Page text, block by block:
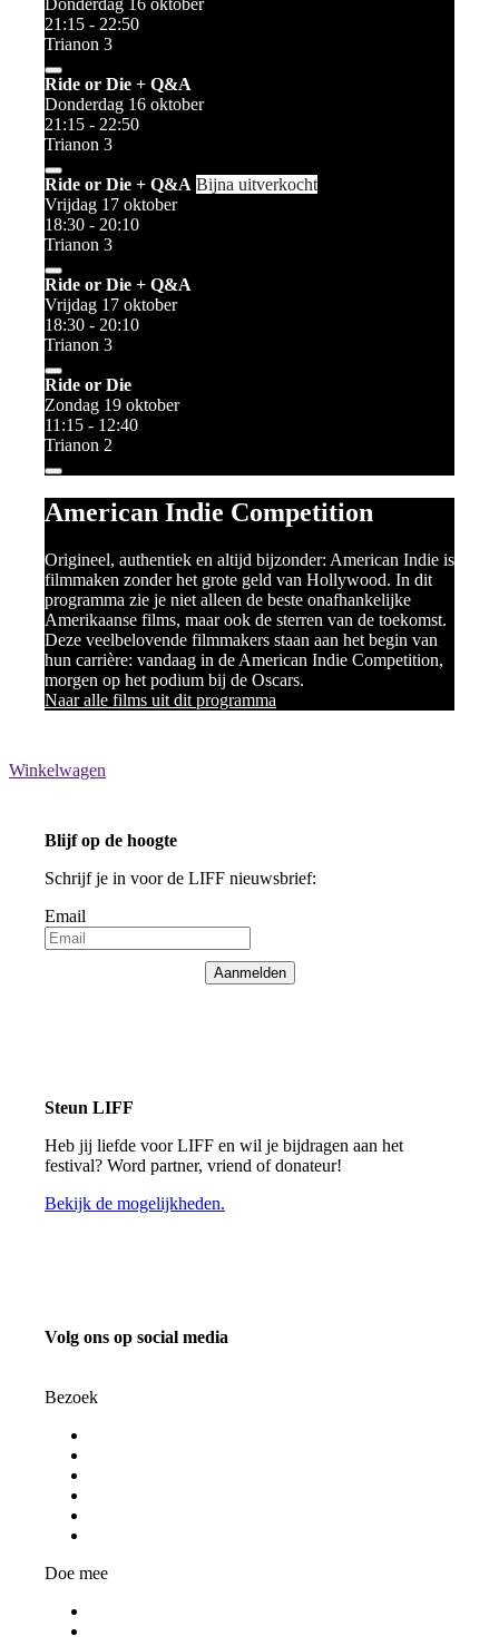
Donderdag 16 oktober
21:15 - 22:50
Trianon 3
Ride or Die + Q&A
Donderdag 16 oktober
21:15 - 22:50
Trianon 3
Ride or Die + Q&A Bijna uitverkocht
Vrijdag 17 oktober
18:30 - 20:10
Trianon 3
Ride or Die + Q&A
Vrijdag 17 oktober
18:30 - 20:10
Trianon 3
Ride or Die
Zondag 19 oktober
11:15 - 12:40
Trianon 2
American Indie Competition
Origineel, authentiek en altijd bijzonder: American Indie is
filmmaken zonder het grote geld van Hollywood. In dit
programma zie je niet alleen de beste onafhankelijke
Amerikaanse films, maar ook de sterren van de toekomst.
Deze veelbelovende filmmakers staan aan het begin van
hun carrière: vandaag in de American Indie Competition,
morgen op het podium bij de Oscars.
Naar alle films uit dit programma
Winkelwagen
Blijf op de hoogte
Schrijf je in voor de LIFF nieuwsbrief:
Email
Aanmelden
Steun LIFF
Heb jij liefde voor LIFF en wil je bijdragen aan het
festival? Word partner, vriend of donateur!
Bekijk de mogelijkheden.
Volg ons op social media
Bezoek
Doe mee